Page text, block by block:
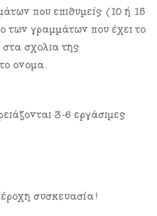
που επιθυμείς (10 ή 15
των γραμμάτων που έχει το
σχόλια της
όνομα.
3-6 εργάσιμες
συσκευασία!